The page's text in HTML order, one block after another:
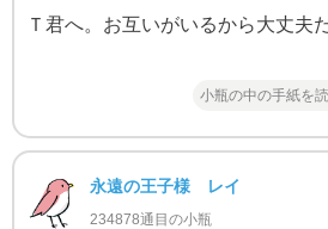
Ｔ君へ。お互いがいるから大丈夫
小瓶の中の手紙を
永遠の王子様 レイ
234878通目の小瓶